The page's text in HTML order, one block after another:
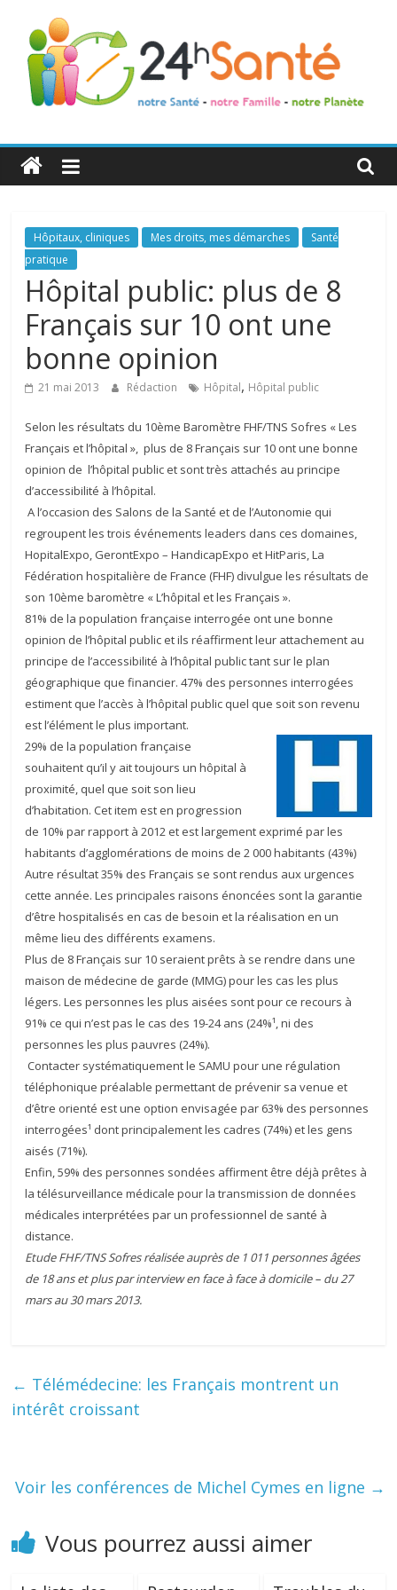
24h
Santé
La
santé
de
toute
famille
Hôpitaux, cliniques Mes droits, mes démarches
Santé
pratique
Hôpital public: plus de 8
Français sur 10 ont une
bonne opinion
21 mai 2013 Rédaction Hôpital, Hôpital public
Selon les résultats du 10ème Baromètre FHF/TNS Sofres « Les
Français et l’hôpital », plus de 8 Français sur 10 ont une bonne
opinion de l’hôpital public et sont très attachés au principe
d’accessibilité à l’hôpital.
A l’occasion des Salons de la Santé et de l’Autonomie qui
regroupent les trois événements leaders dans ces domaines,
HopitalExpo, GerontExpo – HandicapExpo et HitParis, La
Fédération hospitalière de France (FHF) divulgue les résultats de
son 10ème baromètre « L’hôpital et les Français ».
81% de la population française interrogée ont une bonne
opinion de l’hôpital public et ils réaffirment leur attachement au
principe de l’accessibilité à l’hôpital public tant sur le plan
géographique que financier. 47% des personnes interrogées
estiment que l’accès à l’hôpital public quel que soit son revenu
est l’élément le plus important.
29% de la population française
souhaitent qu’il y ait toujours un hôpital à
proximité, quel que soit son lieu
d’habitation. Cet item est en progression
de 10% par rapport à 2012 et est largement exprimé par les
habitants d’agglomérations de moins de 2 000 habitants (43%)
Autre résultat 35% des Français se sont rendus aux urgences
cette année. Les principales raisons énoncées sont la garantie
d’être hospitalisés en cas de besoin et la réalisation en un
même lieu des différents examens.
Plus de 8 Français sur 10 seraient prêts à se rendre dans une
maison de médecine de garde (MMG) pour les cas les plus
légers. Les personnes les plus aisées sont pour ce recours à
91% ce qui n’est pas le cas des 19-24 ans (24%¹, ni des
personnes les plus pauvres (24%).
Contacter systématiquement le SAMU pour une régulation
téléphonique préalable permettant de prévenir sa venue et
d’être orienté est une option envisagée par 63% des personnes
interrogées¹ dont principalement les cadres (74%) et les gens
aisés (71%).
Enfin, 59% des personnes sondées affirment être déjà prêtes à
la télésurveillance médicale pour la transmission de données
médicales interprétées par un professionnel de santé à
distance.
Etude FHF/TNS Sofres réalisée auprès de 1 011 personnes âgées
de 18 ans et plus par interview en face à face à domicile – du 27
mars au 30 mars 2013.
← Télémédecine: les Français montrent un
intérêt croissant
Voir les conférences de Michel Cymes en ligne →
Vous pourrez aussi aimer